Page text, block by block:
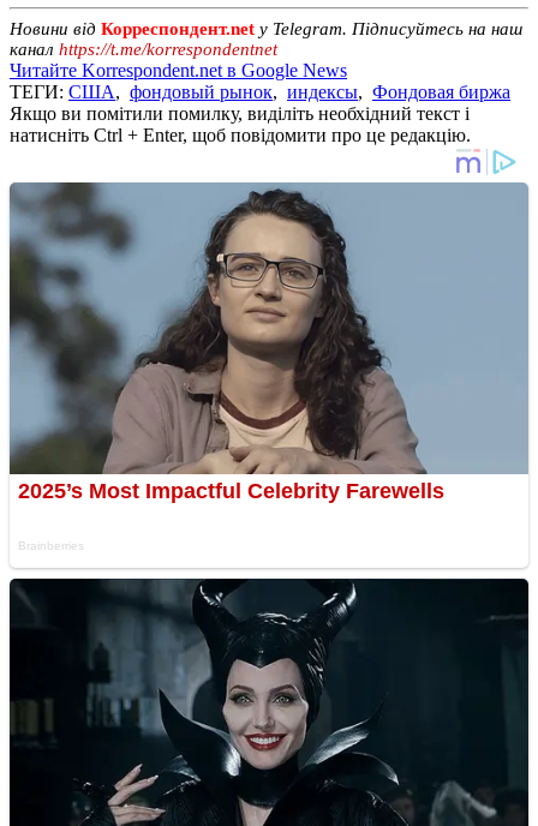
Новини від Корреспондент.net у Telegram. Підписуйтесь на наш
канал https://t.me/korrespondentnet
Читайте Korrespondent.net в Google News
ТЕГИ: США, фондовый рынок, индексы, Фондовая биржа
Якщо ви помітили помилку, виділіть необхідний текст і
натисніть Ctrl + Enter, щоб повідомити про це редакцію.